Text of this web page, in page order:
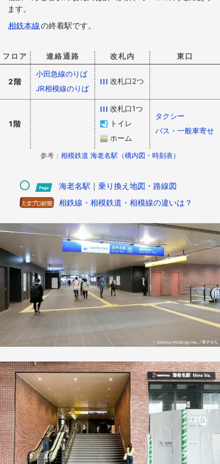
ます。
相鉄本線の終着駅です。
フロア 連絡通路 改札内 東口
2階
小田急線のりば
JR相模線のりば
改札口2つ
1階
改札口1つ
トイレ
ホーム
タクシー
バス・一般車寄せ
参考： 相模鉄道 海老名駅（構内図・時刻表）
海老名駅 ｜ 乗り換え地図・路線図
相鉄線・相模鉄道・相模線の違いは？